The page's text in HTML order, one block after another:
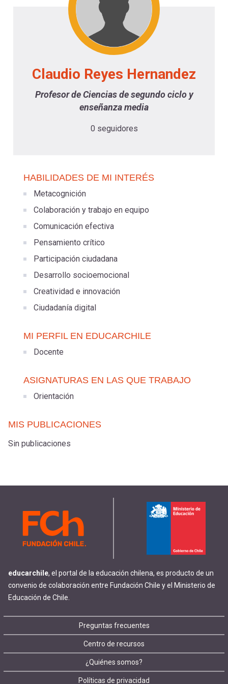
cuenta
Mobile]
Menú
entrar
cuenta
navegación
Claudio Reyes Hernandez
Profesor de Ciencias de segundo ciclo y
enseñanza media
0 seguidores
HABILIDADES DE MI INTERÉS
Metacognición
Colaboración y trabajo en equipo
Comunicación efectiva
Pensamiento crítico
Participación ciudadana
Desarrollo socioemocional
Creatividad e innovación
Ciudadanía digital
MI PERFIL EN EDUCARCHILE
Docente
ASIGNATURAS EN LAS QUE TRABAJO
Orientación
MIS PUBLICACIONES
Sin publicaciones
educarchile, el portal de la educación chilena, es producto de un
convenio de colaboración entre Fundación Chile y el Ministerio de
Educación de Chile.
Footer
menu
Preguntas frecuentes
Centro de recursos
¿Quiénes somos?
Políticas de privacidad